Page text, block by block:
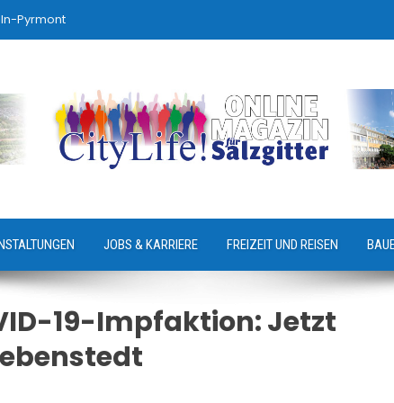
Pyrmont
JOBS & KARRIERE FREIZEIT UND REISEN
19-Impfaktion: Jetzt